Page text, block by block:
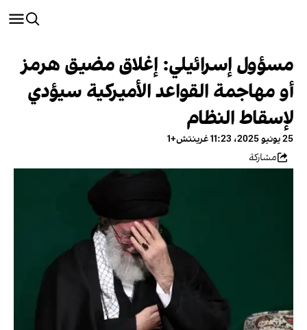
مسؤول إسرائيلي: إغلاق مضيق هرمز
أو مهاجمة القواعد الأميركية سيؤدي
لإسقاط النظام
25 يونيو 2025، 11:23 غرينتش+1
مشاركة